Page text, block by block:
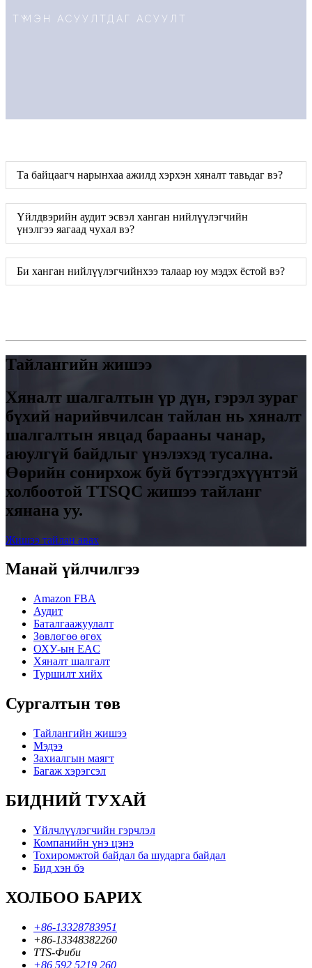
ТҮМЭН АСУУЛТДАГ АСУУЛТ
Та байцаагч нарынхаа ажилд хэрхэн хяналт тавьдаг вэ?
Үйлдвэрийн аудит эсвэл ханган нийлүүлэгчийн
үнэлгээ яагаад чухал вэ?
Би ханган нийлүүлэгчийнхээ талаар юу мэдэх ёстой вэ?
Тайлангийн жишээ
Хяналт шалгалтын үр дүн, гэрэл зураг
бүхий нарийвчилсан тайлан нь хяналт
шалгалтын явцад барааны чанар,
аюулгүй байдлыг үнэлэхэд тусална.
Өөрийн сонирхож буй бүтээгдэхүүнтэй
холбоотой TTSQC жишээ тайланг
хянана уу.
Жишээ тайлан авах
Манай үйлчилгээ
Amazon FBA
Аудит
Баталгаажуулалт
Зөвлөгөө өгөх
ОХУ-ын EAC
Хяналт шалгалт
Туршилт хийх
Сургалтын төв
Тайлангийн жишээ
Мэдээ
Захиалгын маягт
Багаж хэрэгсэл
БИДНИЙ ТУХАЙ
Үйлчлүүлэгчийн гэрчлэл
Компанийн үнэ цэнэ
Тохиромжтой байдал ба шударга байдал
Бид хэн бэ
ХОЛБОО БАРИХ
+86-13328783951
+86-13348382260
TTS-Фиби
+86 592 5219 260